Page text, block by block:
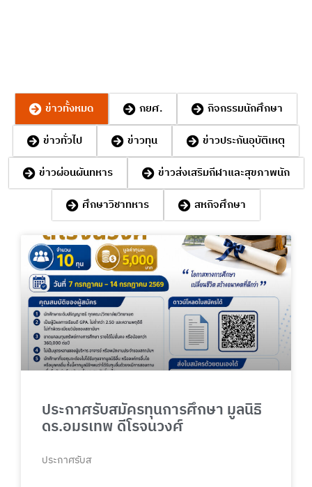
ข่าวทั้งหมด กยศ.
กิจกรรมนักศึกษา
ข่าวทั่วไป
ข่าวทุน
ข่าวประกันอุบัติเหตุ
ข่าวผ่อนผันทหาร
ข่าวส่งเสริมกีฬาและสุขภาพนัก
ศึกษาวิชาทหาร
สหกิจศึกษา
ประกาศรับสมัครทุนการศึกษา มูลนิธิ
ดร.อมรเทพ ดีโรจนวงศ์
ประกาศรับส
P
a
g
e
P
a
g
e
P
a
g
e
e
P
g
e